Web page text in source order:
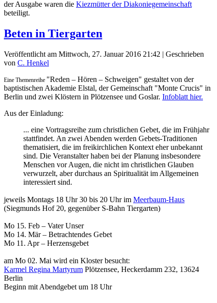
der Ausgabe waren die Kiezmütter der Diakoniegemeinschaft
beteiligt.
Beten in Tiergarten
Veröffentlicht am Mittwoch, 27. Januar 2016 21:42 | Geschrieben
von C. Henkel
Eine Themenreihe "Reden – Hören – Schweigen" gestaltet von der
baptistischen Akademie Elstal, der Gemeinschaft "Monte Crucis" in
Berlin und zwei Klöstern in Plötzensee und Goslar. Infoblatt hier.
Aus der Einladung:
... eine Vortragsreihe zum christlichen Gebet, die im Frühjahr
stattfindet. An zwei Abenden werden Gebets-Traditionen
thematisiert, die im freikirchlichen Kontext eher unbekannt
sind. Die Veranstalter haben bei der Planung insbesondere
Menschen vor Augen, die nicht im christlichen Glauben
verwurzelt, aber durchaus an Spiritualität im Allgemeinen
interessiert sind.
jeweils Montags 18 Uhr 30 bis 20 Uhr im Meerbaum-Haus
(Siegmunds Hof 20, gegenüber S-Bahn Tiergarten)
Mo 15. Feb – Vater Unser
Mo 14. Mär – Betrachtendes Gebet
Mo 11. Apr – Herzensgebet
am Mo 02. Mai wird ein Kloster besucht:
Karmel Regina Martyrum Plötzensee, Heckerdamm 232, 13624
Berlin
Beginn mit Abendgebet um 18 Uhr